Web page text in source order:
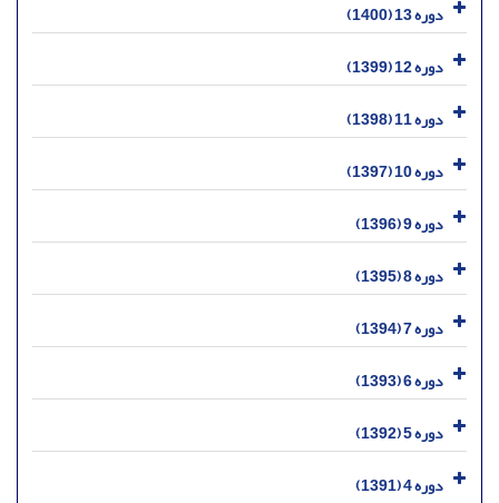
دوره 13 (1400)
دوره 12 (1399)
دوره 11 (1398)
دوره 10 (1397)
دوره 9 (1396)
دوره 8 (1395)
دوره 7 (1394)
دوره 6 (1393)
دوره 5 (1392)
دوره 4 (1391)